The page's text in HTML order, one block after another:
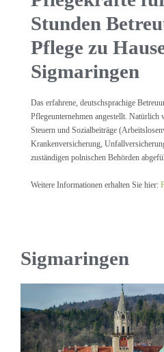
Stunden
Pflege zu
Sigmaringen
Das erfahrene, deutschsprachige
Pflegeunternehmen angestellt. Natürlich
Steuern und Sozialbeiträge
Krankenversicherung,
zuständigen polnischen Behörden
Weitere Informationen erhalten Sie hier:
Sigmaringen